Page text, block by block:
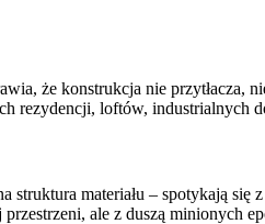
że konstrukcja nie przytłacza,
rezydencji, loftów, industrialnych
materiału – spotykają się
ale z duszą minionych